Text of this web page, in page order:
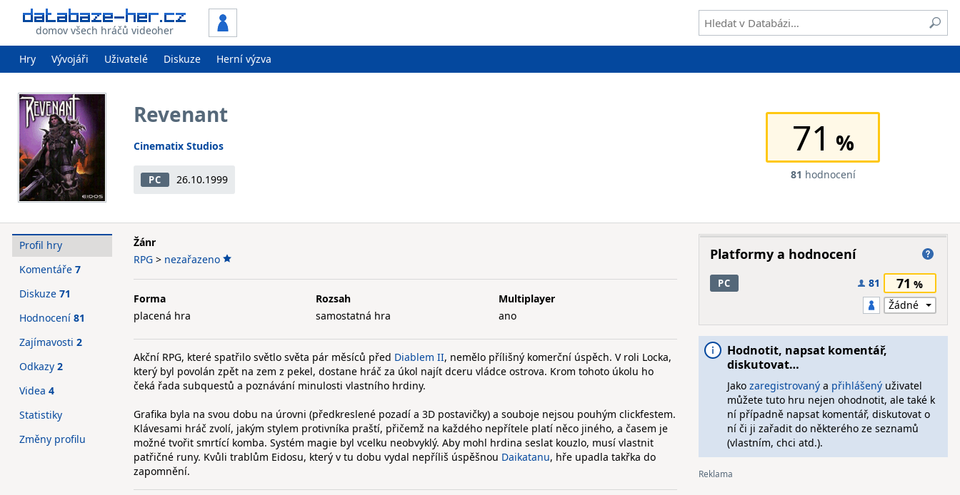
domov všech hráčů videoher
Hry Vývojáři Uživatelé Diskuze Herní výzva
Revenant
Cinematix Studios
PC 26.10.1999
71
81 hodnocení
Žánr
RPG > nezařazeno
Forma
placená hra
Rozsah
samostatná hra
Multiplayer
ano
Akční RPG, které spatřilo světlo světa pár měsíců před Diablem II, nemělo přílišný komerční úspěch. V roli Locka,
který byl povolán zpět na zem z pekel, dostane hráč za úkol najít dceru vládce ostrova. Krom tohoto úkolu ho
čeká řada subquestů a poznávání minulosti vlastního hrdiny.
Grafika byla na svou dobu na úrovni (předkreslené pozadí a 3D postavičky) a souboje nejsou pouhým clickfestem.
Klávesami hráč zvolí, jakým stylem protivníka praští, přičemž na každého nepřítele platí něco jiného, a časem je
možné tvořit smrtící komba. Systém magie byl vcelku neobvyklý. Aby mohl hrdina seslat kouzlo, musí vlastnit
patřičné runy. Kvůli trablům Eidosu, který v tu dobu vydal nepříliš úspěšnou Daikatanu, hře upadla takřka do
zapomnění.
Profil hry
Komentáře 7
Diskuze 71
Hodnocení 81
Zajímavosti 2
Odkazy 2
Videa 4
Statistiky
Změny profilu
Platformy a hodnocení
PC 81 71
Hodnotit, napsat komentář,
diskutovat…
Jako zaregistrovanýa přihlášenýuživatel
můžete tuto hru nejen ohodnotit, ale také k
ní případně napsat komentář, diskutovat o
ní či ji zařadit do některého ze seznamů
(vlastním, chci atd.).